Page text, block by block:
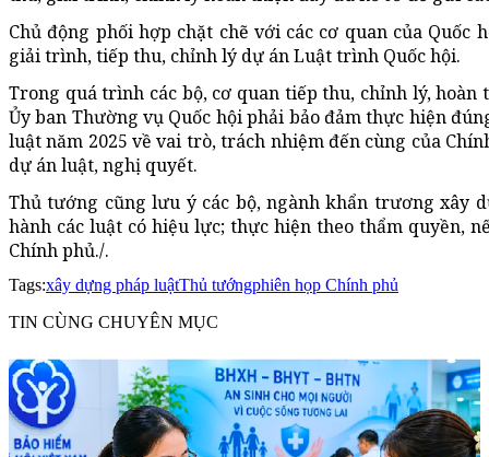
Chủ động phối hợp chặt chẽ với các cơ quan của
giải trình, tiếp thu, chỉnh lý dự án Luật trình Quốc hội.
Trong quá trình các bộ, cơ quan tiếp thu, chỉnh lý,
Ủy ban Thường vụ Quốc hội phải bảo đảm thực hiện
luật năm 2025 về vai trò, trách nhiệm đến cùng của
dự án luật, nghị quyết.
Thủ tướng cũng lưu ý các bộ, ngành khẩn trương xây
hành các luật có hiệu lực; thực hiện theo thẩm quyền,
Chính phủ./.
Tags:xây dựng pháp luậtThủ tướngphiên họp Chính phủ
TIN CÙNG CHUYÊN MỤC